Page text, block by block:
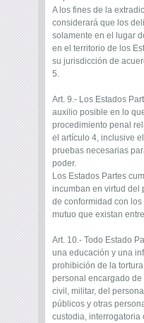
A los fines de la
considerará que los
solamente en el lugar
en el territorio de los
su jurisdicción de
5.
Art. 9.- Los Estados
auxilio posible en lo
procedimiento penal
el artículo 4, inclusive
pruebas necesarias
poder.
Los Estados Partes
incumban en virtud del
de conformidad con
mutuo que existan
Art. 10.- Todo Estado
una educación y una
prohibición de la
personal encargado
civil, militar, del
públicos y otras
custodia, interrogatoria